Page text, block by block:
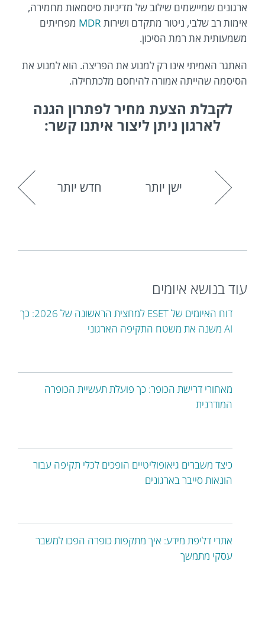
ארגונים שמיישמים שילוב של מדיניות סיסמאות מחמירה,
אימות רב שלבי, ניטור מתקדם ושירות MDR מפחיתים
משמעותית את רמת הסיכון.
האתגר האמיתי אינו רק למנוע את הפריצה. הוא למנוע את
הסיסמה שהייתה אמורה להיחסם מלכתחילה.
לקבלת הצעת מחיר לפתרון הגנה
לארגון ניתן ליצור איתנו קשר:
ישן יותר חדש יותר
עוד בנושא איומים
דוח האיומים של ESET למחצית הראשונה של 2026: כך
AI משנה את משטח התקיפה הארגוני
מאחורי דרישת הכופר: כך פועלת תעשיית הכופרה
המודרנית
כיצד משברים גיאופוליטיים הופכים לכלי תקיפה עבור
הונאות סייבר בארגונים
אתרי דליפת מידע: איך מתקפות כופרה הפכו למשבר
עסקי מתמשך